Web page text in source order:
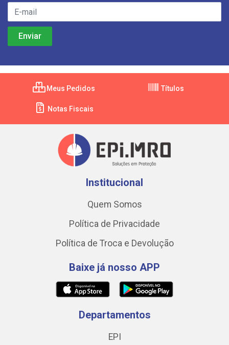
Meus Pedidos Títulos
Notas Fiscais
Institucional
Quem Somos
Política de Privacidade
Política de Troca e Devolução
Baixe já nosso APP
Departamentos
EPI